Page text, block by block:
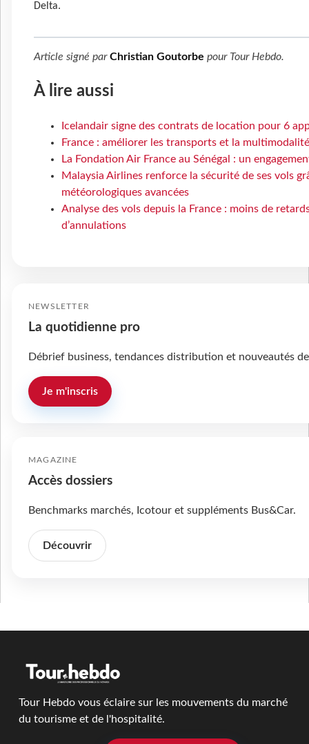
Delta.
Article signé parChristian Goutorbe pour Tour Hebdo.
À lire aussi
Icelandair signe des contrats de location pour 6
France : améliorer les transports et la multimodalité
La Fondation Air France au Sénégal : un
Malaysia Airlines renforce la sécurité de ses vols
météorologiques avancées
Analyse des vols depuis la France : moins de
d’annulations
NEWSLETTER
La quotidienne pro
Débrief business, tendances distribution et nouveautés
Je m'inscris
MAGAZINE
Accès dossiers
Benchmarks marchés, Icotour et suppléments Bus&Car.
Découvrir
Tour Hebdo vous éclaire sur les mouvements du marché
du tourisme et de l'hospitalité.